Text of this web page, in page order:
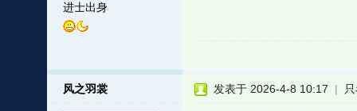
进士出身
风之羽裳 发表于 2026-4-8 10:17 |